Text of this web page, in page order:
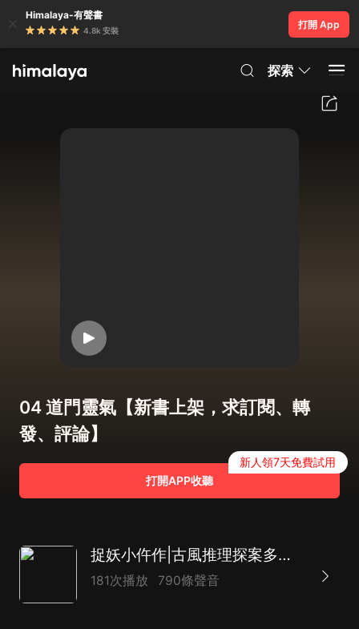
Himalaya-有聲書
4.8k 安裝
打開 App
探索
04 道門靈氣【新書上架，求訂閱、轉
發、評論】
打開APP收聽
新人領7天免費試用
捉妖小仵作|古風推理探案多人有聲劇|《百妖譜》|男女雙強
181次播放 790條聲音